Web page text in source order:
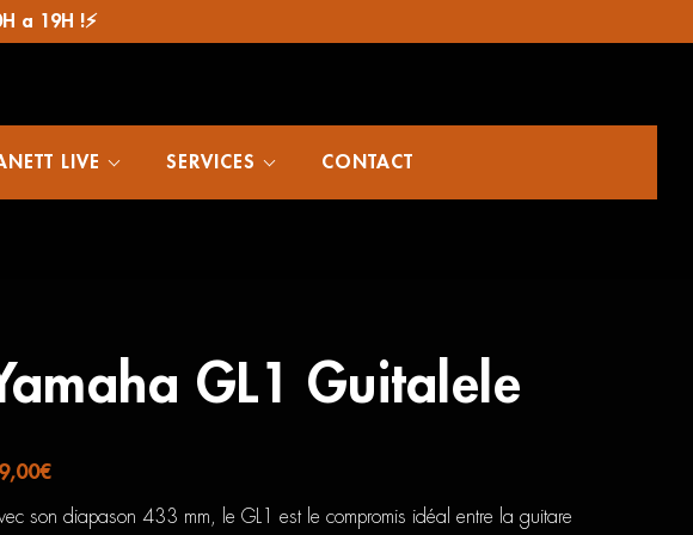
a 19H !⚡
LIVE SERVICES CONTACT
GL1 Guitalele
€
son diapason 433 mm, le GL1 est le compromis idéal entre la guitare